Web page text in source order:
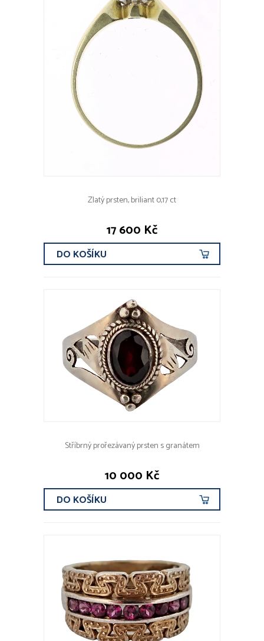
Zlatý prsten, briliant 0,17 ct
17 600 Kč
DO KOŠÍKU
Stříbrný prořezávaný prsten s granátem
10 000 Kč
DO KOŠÍKU